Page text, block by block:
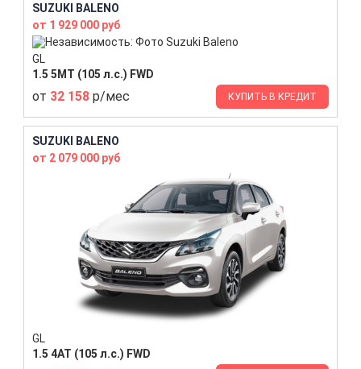
SUZUKI BALENO
от 1 929 000 руб
GL
1.5 5MT (105 л.с.) FWD
от 32 158 р/мес КУПИТЬ В КРЕДИТ
SUZUKI BALENO
от 2 079 000 руб
GL
1.5 4AT (105 л.с.) FWD